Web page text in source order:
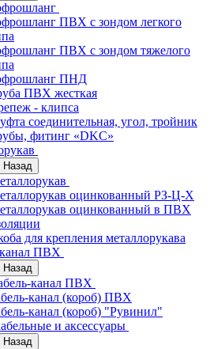
ПВХ с зондом легкого
ПВХ с зондом тяжелого
ПНД
ПВХ жесткая
- клипса
соединительная, угол, тройник
фитинг «DKC»
Назад
оцинкованный РЗ-Ц-Х
оцинкованный в ПВХ
для крепления металлорукава
ПВХ
Назад
канал ПВХ
канал (короб) ПВХ
канал (короб) "Рувинил"
и аксессуары
Назад